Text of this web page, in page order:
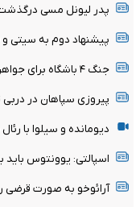
پدر لیونل مسی
پیشنهاد دوم به سیتی و
جنگ ۴ باشگاه برای جواهر فنرباغچه شدت گرفت
پیروزی سپاهان در دربی
دیومانده و سیلوا با
اسپالتی: یوونتوس
آرائوخو به صورت قرضی